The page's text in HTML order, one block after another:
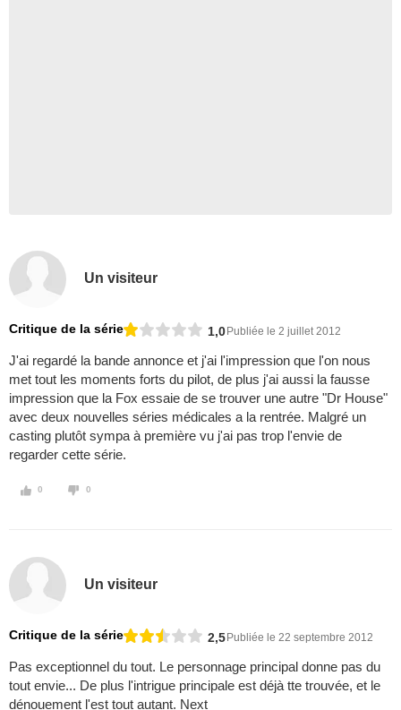
Un visiteur
Critique de la série 1,0Publiée le 2 juillet 2012
J'ai regardé la bande annonce et j'ai l'impression que l'on nous
met tout les moments forts du pilot, de plus j'ai aussi la fausse
impression que la Fox essaie de se trouver une autre "Dr House"
avec deux nouvelles séries médicales a la rentrée. Malgré un
casting plutôt sympa à première vu j'ai pas trop l'envie de
regarder cette série.
0 0
Un visiteur
Critique de la série 2,5Publiée le 22 septembre 2012
Pas exceptionnel du tout. Le personnage principal donne pas du
tout envie... De plus l'intrigue principale est déjà tte trouvée, et le
dénouement l'est tout autant. Next